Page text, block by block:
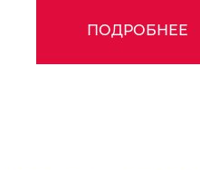
ПОДРОБНЕЕ